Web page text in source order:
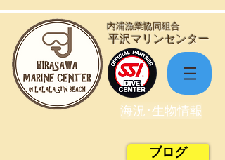
​平沢マリンセンター
​内浦漁業協同組合
海況･生物情報
ブログ